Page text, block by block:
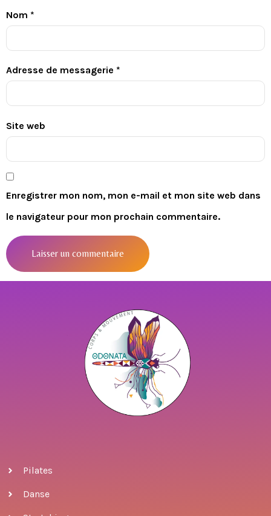
Nom *
Adresse de messagerie *
Site web
Enregistrer mon nom, mon e-mail et mon site web dans
le navigateur pour mon prochain commentaire.
Pilates
Danse